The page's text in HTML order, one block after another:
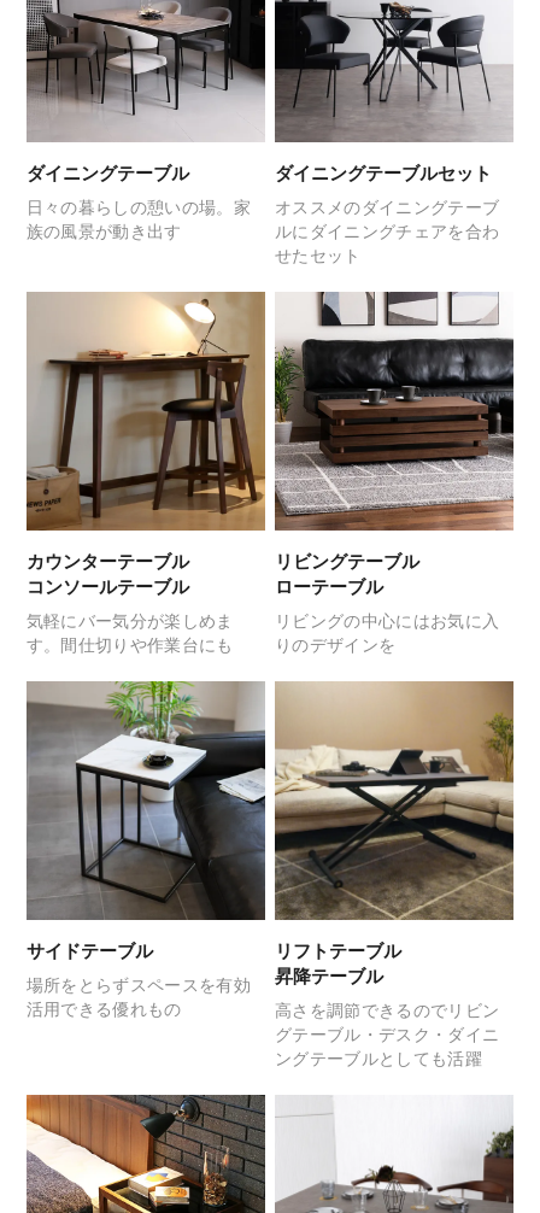
ダイニングテーブル
日々の暮らしの憩いの場。 家
族の風景が動き出す
ダイニングテーブルセット
オススメのダイニングテーブ
ルに ダイニングチェアを合わ
せたセット
カウンターテーブル
コンソールテーブル
気軽にバー気分が楽しめま
す。
間仕切りや作業台にも
リビングテーブル
ローテーブル
リビングの中心にはお気に入
りのデザインを
サイドテーブル
場所をとらずスペースを有効
活用できる優れもの
リフトテーブル
昇降テーブル
高さを調節できるのでリビン
グテーブル・デスク・ ダイニ
ングテーブルとしても活躍